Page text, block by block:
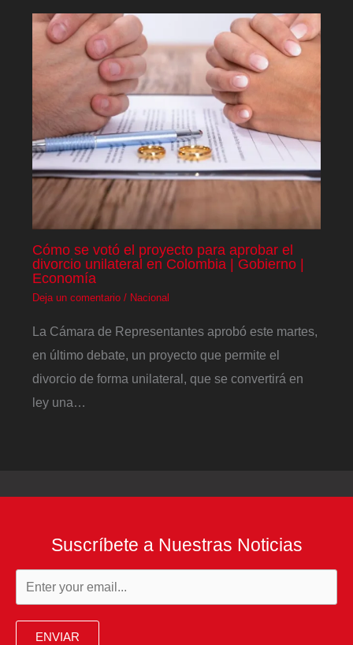
Cómo se votó el proyecto para aprobar el
divorcio unilateral en Colombia | Gobierno |
Economía
Deja un comentario / Nacional
La Cámara de Representantes aprobó este martes,
en último debate, un proyecto que permite el
divorcio de forma unilateral, que se convertirá en
ley una…
Suscríbete a Nuestras Noticias
ENVIAR